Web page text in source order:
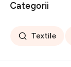
Categorii
Textile